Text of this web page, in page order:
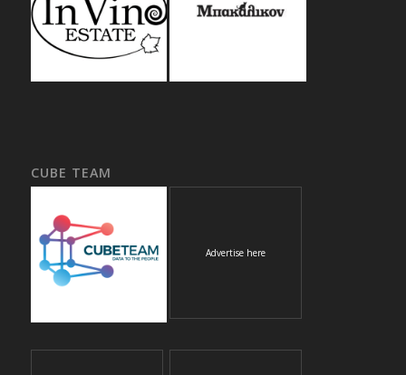
CUBE TEAM
Advertise here